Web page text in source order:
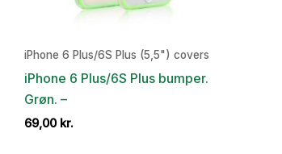
iPhone 6 Plus/6S Plus (5,5") covers
iPhone 6 Plus/6S Plus bumper.
Grøn. –
69,00 kr.